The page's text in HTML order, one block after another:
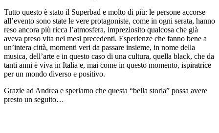
Tutto questo è stato il Superbad e molto di più: le persone accorse
all’evento sono state le vere protagoniste, come in ogni serata, hanno
reso ancora più ricca l’atmosfera, impreziosito qualcosa che già
aveva preso vita nei mesi precedenti. Esperienze che fanno bene a
un’intera città, momenti veri da passare insieme, in nome della
musica, dell’arte e in questo caso di una cultura, quella black, che da
tanti anni è viva in Italia e, mai come in questo momento, ispiratrice
per un mondo diverso e positivo.
Grazie ad Andrea e speriamo che questa “bella storia” possa avere
presto un seguito…